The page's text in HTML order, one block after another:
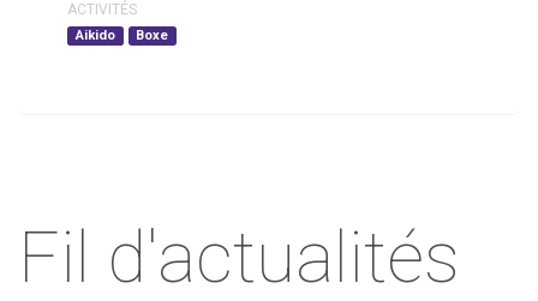
ACTIVITÉS
Aikido Boxe
Fil d'actualités